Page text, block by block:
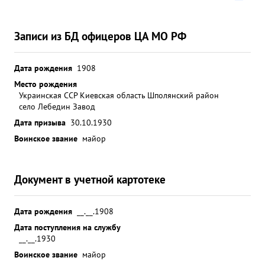
Записи из БД офицеров ЦА МО РФ
Дата рождения 1908
Место рождения
Украинская ССР Киевская область Шполянский район
село Лебедин Завод
Дата призыва 30.10.1930
Воинское звание майор
Документ в учетной картотеке
Дата рождения
__.__.1908
Дата поступления на службу
__.__.1930
Воинское звание майор